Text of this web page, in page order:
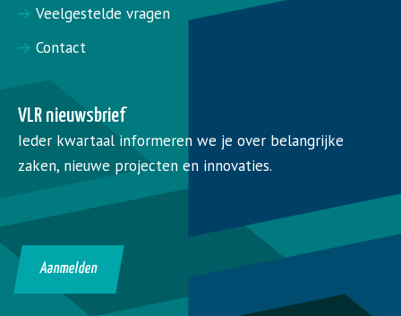
Veelgestelde vragen
Contact
VLR nieuwsbrief
Ieder kwartaal informeren we je over belangrijke
zaken, nieuwe projecten en innovaties.
Aanmelden